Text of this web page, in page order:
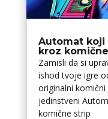
Automat
kroz
Zamisli da si
ishod tvoje igre
originalni
jedinstveni
komične strip